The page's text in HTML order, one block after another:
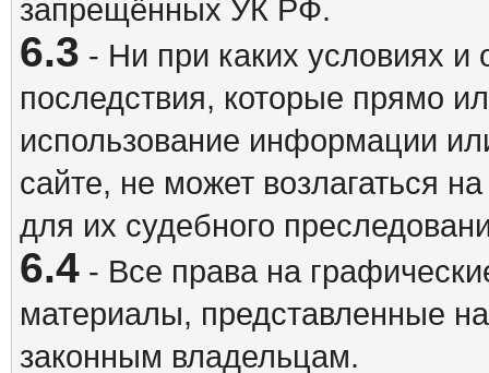
запрещённых УК РФ.
6.3 - Ни при каких условиях и
последствия, которые прямо
использование информации
сайте, не может возлагаться
для их судебного
6.4- Все права на
материалы, представленные
законным владельцам.